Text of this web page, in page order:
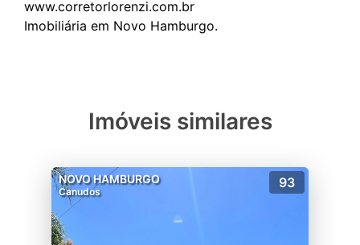
www.corretorlorenzi.com.br
Imóveis similares
NOVO HAMBURGO
Canudos
93